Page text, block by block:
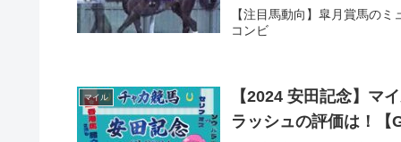
【注目馬動向】皐月賞馬の
コンビ
マイル
【2024 安田記念】マ
ラッシュの評価は！【